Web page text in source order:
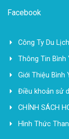
Facebook
Công Ty Du
Thông Tin Bình
Giới Thiệu Bình
Điều khoản sử
CHÍNH SÁCH
Hình Thức